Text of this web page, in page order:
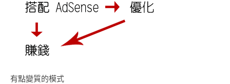
有點變質的模式